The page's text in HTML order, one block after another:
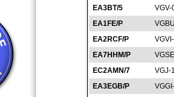
EA3BT/5
VGV-
EA1FE/P
EA2RCF/P
EA7HHM/P
EC2AMN/7
VGJ-
EA3EGB/P